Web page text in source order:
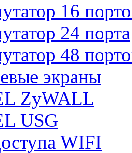
16
24 порта
48
экраны
ZyWALL
USG
WIFI